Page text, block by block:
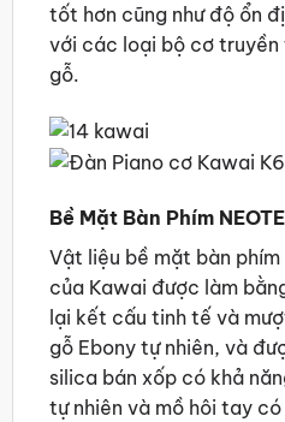
tốt hơn cũng như độ ổn
với các loại bộ cơ
gỗ.
Bề Mặt Bàn Phím
Vật liệu bề mặt bàn phím
của Kawai được làm
lại kết cấu tinh tế và
gỗ Ebony tự nhiên, và
silica bán xốp có khả
tự nhiên và mồ hôi tay